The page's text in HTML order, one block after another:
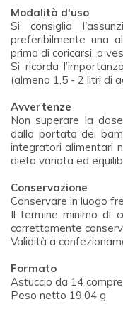
Modalità d'uso
Si consiglia
preferibilmente una
prima di coricarsi, a
Si ricorda
(almeno 1,5 - 2 litri di
Avvertenze
Non superare la
dalla portata dei
integratori alimentari
dieta variata ed
Conservazione
Conservare in luogo
Il termine minimo di
correttamente
Validità a
Formato
Astuccio da 14
Peso netto 19,04 g